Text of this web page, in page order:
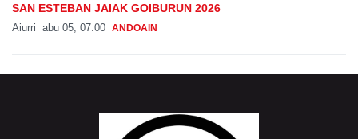
SAN ESTEBAN JAIAK GOIBURUN 2026
Aiurri abu 05, 07:00 ANDOAIN